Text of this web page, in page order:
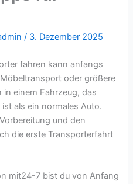
/ 3. Dezember 2025
fahren kann anfangs
oder größere
einem Fahrzeug, das
als ein normales Auto.
und den
die erste Transporterfahrt
mit24-7 bist du von Anfang